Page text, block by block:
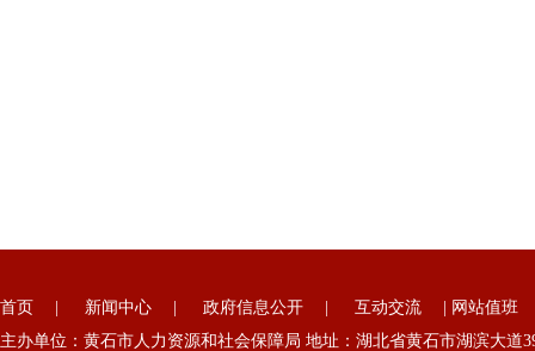
首页 | 新闻中心 | 政府信息公开 | 互动交流 | 网站值班
主办单位：黄石市人力资源和社会保障局 地址：湖北省黄石市湖滨大